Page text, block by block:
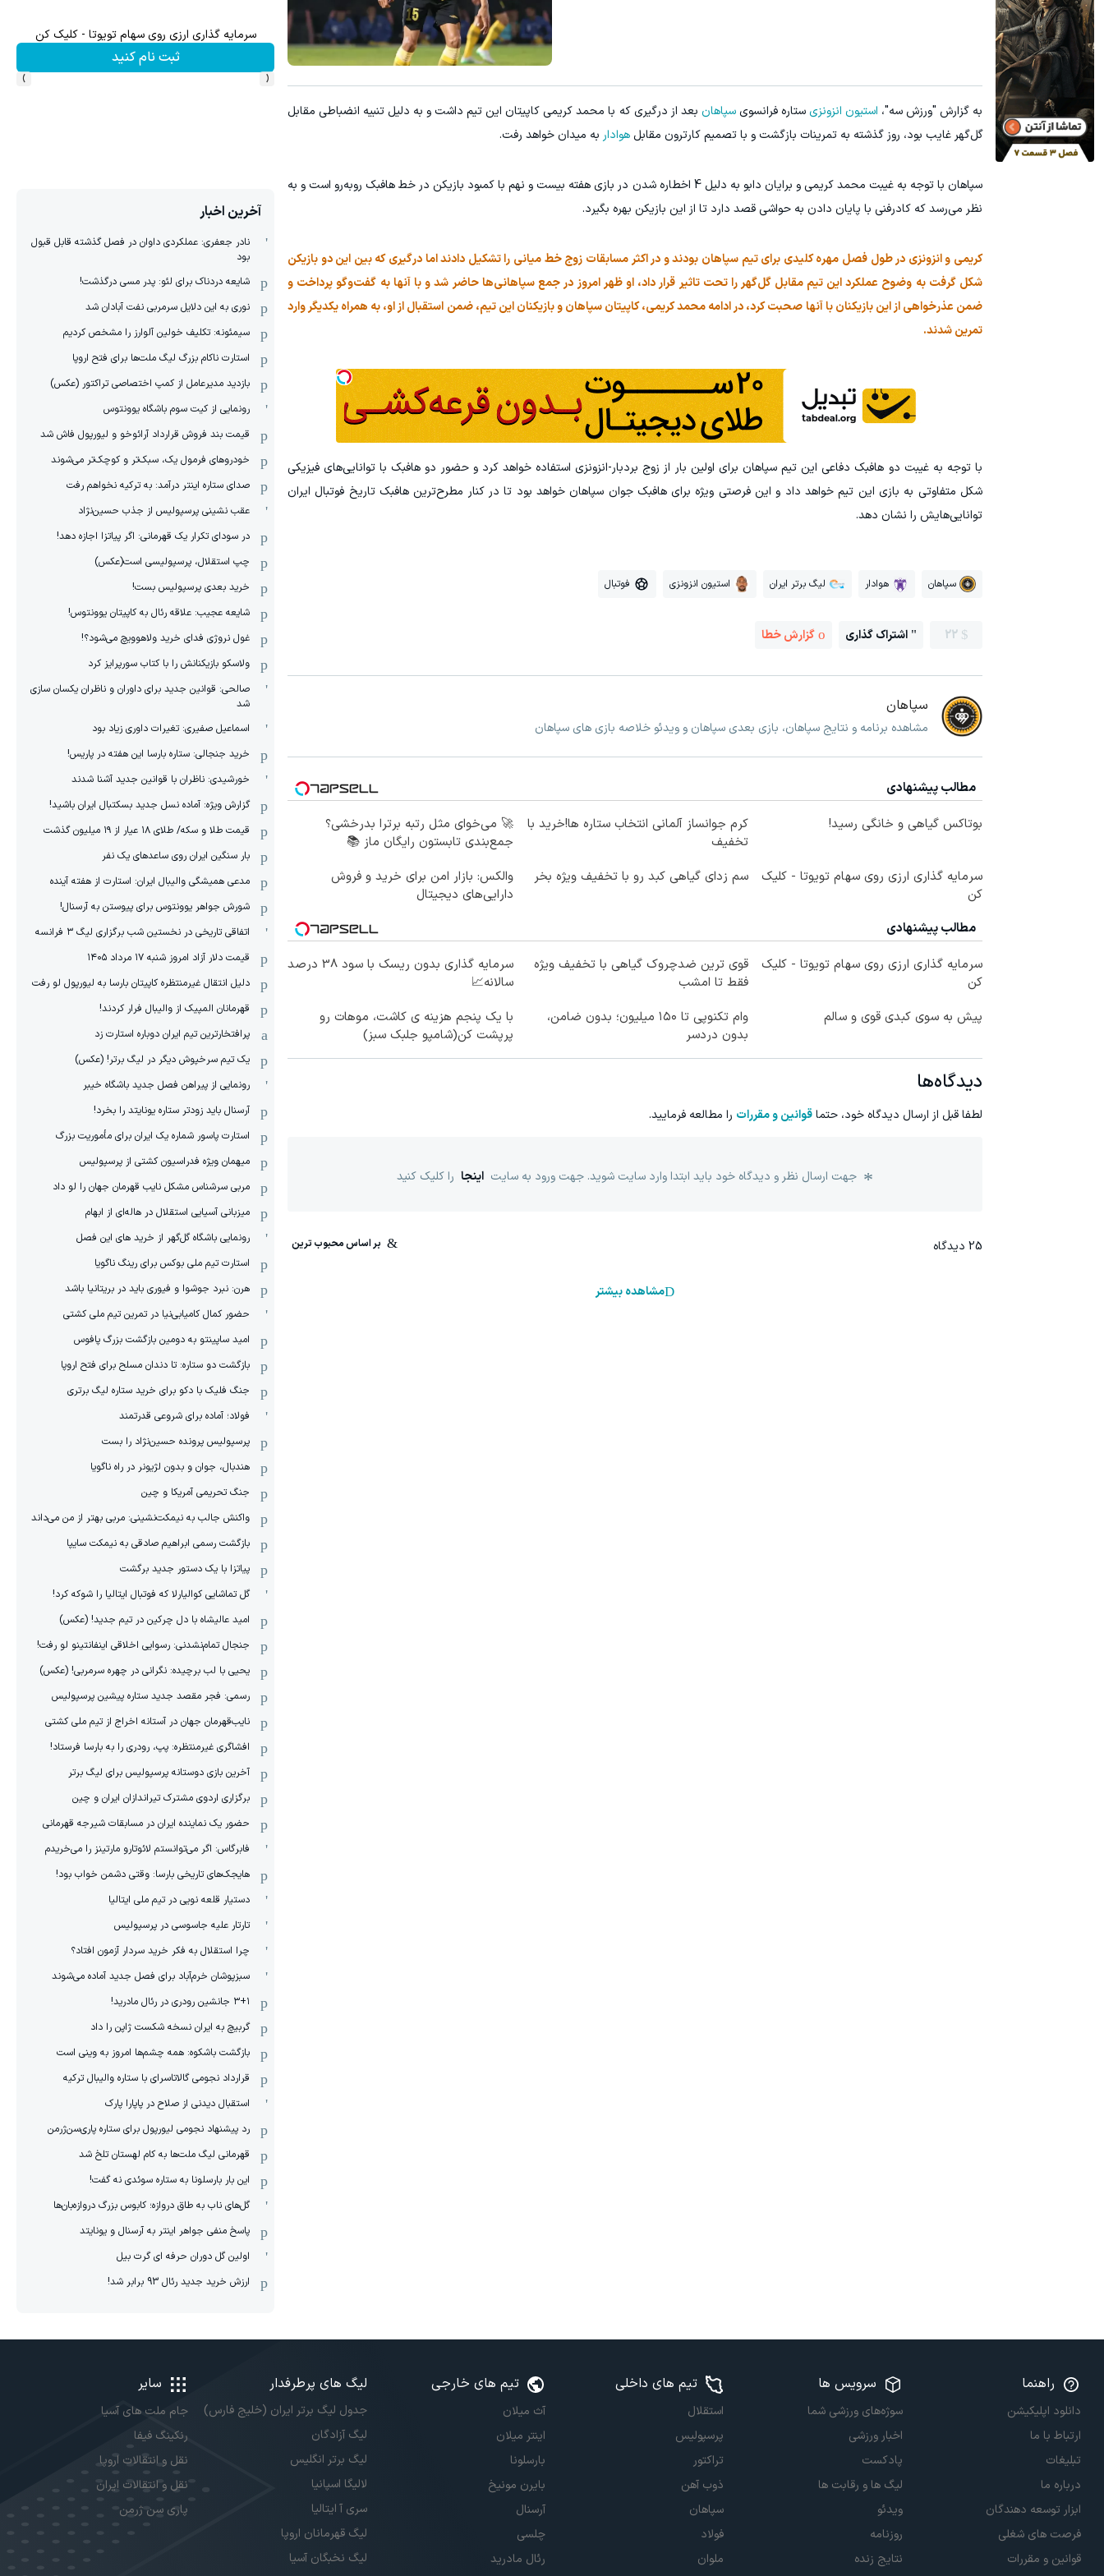
به گزارش "ورزش سه"، استیون انزونزیستاره فرانسویسپاهان بعد از درگیری که با محمد کریمی کاپیتان این تیم داشت و به دلیل تنبیه انضباطی مقابل
گل‌گهر غایب بود، روز گذشته به تمرینات بازگشت و با تصمیم کارترون مقابل هوادار به میدان خواهد رفت.
سپاهان با توجه به غیبت محمد کریمی و برایان دابو به دلیل 4 اخطاره شدن در بازی هفته بیست و نهم با کمبود بازیکن در خط هافبک روبه‌رو است و به
نظر می‌رسد که کادرفنی با پایان دادن به حواشی قصد دارد تا از این بازیکن بهره بگیرد.
کریمی و انزونزی در طول فصل مهره کلیدی برای تیم سپاهان بودند و در اکثر مسابقات زوج خط میانی را تشکیل دادند اما درگیری که بین این دو بازیکن
شکل گرفت به وضوح عملکرد این تیم مقابل گل‌گهر را تحت تاثیر قرار داد، او ظهر امروز در جمع سپاهانی‌ها حاضر شد و با آنها به گفت‌وگو پرداخت و
ضمن عذرخواهی از این بازیکنان با آنها صحبت کرد، در ادامه محمد کریمی، کاپیتان سپاهان و بازیکنان این تیم، ضمن استقبال از او، به همراه یکدیگر وارد
تمرین شدند.
با توجه به غیبت دو هافبک دفاعی این تیم سپاهان برای اولین بار از زوج بردبار-انزونزی استفاده خواهد کرد و حضور دو هافبک با توانایی‌های فیزیکی
شکل متفاوتی به بازی این تیم خواهد داد و این فرصتی ویژه برای هافبک جوان سپاهان خواهد بود تا در کنار مطرح‌ترین هافبک تاریخ فوتبال ایران
توانایی‌هایش را نشان دهد.
سپاهان هوادار لیگ برتر ایران استیون انزونزی فوتبال
22 اشتراک گذاری گزارش خطا
سپاهان
مشاهده برنامه و نتایج سپاهان، بازی بعدی سپاهان و ویدئو خلاصه بازی های سپاهان
مطالب پیشنهادی
بوتاکس گیاهی و خانگی رسید!
کرم جوانساز آلمانی انتخاب ستاره ها!خرید با
تخفیف
🚀 می‌خوای مثل رتبه برترا بدرخشی؟
جمع‌بندی تابستون رایگان ماز 📚
سرمایه گذاری ارزی روی سهام تویوتا - کلیک
کن
سم زدای گیاهی کبد رو با تخفیف ویژه بخر
والکس: بازار امن برای خرید و فروش
دارایی‌های دیجیتال
مطالب پیشنهادی
سرمایه گذاری ارزی روی سهام تویوتا - کلیک
کن
قوی ترین ضدچروک گیاهی با تخفیف ویژه
فقط تا امشب
سرمایه گذاری بدون ریسک با سود 38 درصد
سالانه📈
پیش به سوی کبدی قوی و سالم
وام تکنوپی تا ۱۵۰ میلیون؛ بدون ضامن،
بدون دردسر
با یک پنجم هزینه ی کاشت، موهات رو
پرپشت کن(شامپو جلبک سبز)
دیدگاه‌ها
لطفا قبل از ارسال دیدگاه خود، حتماقوانین و مقررات را مطالعه فرمایید.
جهت ارسال نظر و دیدگاه خود باید ابتدا وارد سایت شوید. جهت ورود به سایت اینجا را کلیک کنید
25 دیدگاه
مشاهده بیشتر
سرمایه گذاری ارزی روی سهام تویوتا - کلیک کن
ثبت نام کنید
‹
›
آخرین اخبار
نادر جعفری: عملکردی داوان در فصل گذشته قابل قبول
بود
شایعه دردناک برای لئو: پدر مسی درگذشت!
نوری به این دلایل سرمربی نفت آبادان شد
سیمئونه: تکلیف خولین آلوارز را مشخص کردیم
استارت ناکام بزرگ لیگ ملت‌ها برای فتح اروپا
بازدید مدیرعامل از کمپ اختصاصی تراکتور (عکس)
رونمایی از کیت سوم باشگاه یوونتوس
قیمت بند فروش قرارداد آرائوخو و لیورپول فاش شد
خودروهای فرمول یک، سبک‌تر و کوچک‌تر می‌شوند
صدای ستاره اینتر درآمد: به ترکیه نخواهم رفت
عقب نشینی پرسپولیس از جذب حسین‌نژاد
در سودای تکرار یک قهرمانی: اگر پیاتزا اجازه دهد!
چپ استقلال، پرسپولیسی است(عکس)
خرید بعدی پرسپولیس بست!
شایعه عجیب: علاقه رئال به کاپیتان یوونتوس!
غول نروژی فدای خرید ولاهوویچ می‌شود؟!
ولاسکو بازیکنانش را با کتاب سورپرایز کرد
صالحی: قوانین جدید برای داوران و ناظران یکسان سازی
شد
اسماعیل صفیری: تغیرات داوری زیاد بود
خرید جنجالی: ستاره بارسا این هفته در پاریس!
خورشیدی: ناظران با قوانین جدید آشنا شدند
گزارش ویژه‌: آماده نسل جدید بسکتبال ایران باشید!
قیمت طلا و سکه/ طلای ۱۸ عیار از ۱۹ میلیون گذشت
بار سنگین ایران روی ساعدهای یک نفر
مدعی همیشگی والیبال ایران: استارت از هفته آینده
شورش جواهر یوونتوس برای پیوستن به آرسنال!
اتفاقی تاریخی در نخستین شب برگزاری لیگ ۳ فرانسه
قیمت دلار آزاد امروز شنبه ۱۷ مرداد ۱۴۰۵
دلیل انتقال غیرمنتظره کاپیتان بارسا به لیورپول لو رفت
قهرمانان المپیک از والیبال فرار کردند!
پرافتخارترین تیم ایران دوباره استارت زد
یک تیم سرخپوش دیگر در لیگ برتر! (عکس)
رونمایی از پیراهن فصل جدید باشگاه خیبر
آرسنال باید زودتر ستاره یونایتد را بخرد!
استارت پاسور شماره یک ایران برای مأموریت بزرگ
میهمان ویژه فدراسیون کشتی از پرسپولیس
مربی سرشناس مشکل نایب قهرمان جهان را لو داد
میزبانی آسیایی استقلال در هاله‌ای از ابهام
رونمایی باشگاه گل‌گهر از خرید های این فصل
استارت تیم ملی بوکس برای رینگ ناگویا
هرن: نبرد جوشوا و فیوری باید در بریتانیا باشد
حضور کمال کامیابی‌نیا در تمرین تیم ملی کشتی
امید ساپینتو به دومین بازگشت بزرگ پافوس
بازگشت دو ستاره: تا دندان مسلح برای فتح اروپا
جنگ فلیک با دکو برای خرید ستاره لیگ برتری
فولاد؛ آماده برای شروعی قدرتمند
پرسپولیس پرونده حسین‌نژاد را بست
هندبال، جوان و بدون لژیونر در راه ناگویا
جنگ تحریمی آمریکا و چین
واکنش جالب به نیمکت‌نشینی: مربی بهتر از من می‌داند
بازگشت رسمی ابراهیم صادقی به نیمکت سایپا
پیاتزا با یک دستور جدید برگشت
گل تماشایی کوالیارلا که فوتبال ایتالیا را شوکه کرد!
امید عالیشاه با دل چرکین در تیم جدید! (عکس)
جنجال تمام‌نشدنی:‌ رسوایی اخلاقی اینفانتینو لو رفت!
یحیی با لب برچیده: نگرانی در چهره سرمربی! (عکس)
رسمی: فجر مقصد جدید ستاره پیشین پرسپولیس
نایب‌قهرمان جهان در آستانه اخراج از تیم ملی کشتی
افشاگری غیرمنتظره: پپ، رودری را به بارسا فرستاد!
آخرین بازی دوستانه پرسپولیس برای لیگ برتر
برگزاری اردوی مشترک تیراندازان ایران و چین
حضور یک نماینده ایران در مسابقات شیرجه قهرمانی
فابرگاس: اگر می‌توانستم لائوتارو مارتینز را می‌خریدم
هایجک‌های تاریخی بارسا: وقتی دشمن خواب بود!
دستیار قلعه نویی در تیم ملی ایتالیا
تارتار علیه جاسوسی در پرسپولیس
چرا استقلال به فکر خرید سردار آزمون افتاد؟
سبزپوشان خرم‌آباد برای فصل جدید آماده می‌شوند
۳+۱ جانشین رودری در رئال مادرید!
گربیچ به ایران نسخه شکست ژاپن را داد
بازگشت باشکوه: همه چشم‌ها امروز به وینی است
قرارداد نجومی گالاتاسرای با ستاره والیبال ترکیه
استقبال دیدنی از صلاح در پاپارا پارک
رد پیشنهاد نجومی لیورپول برای ستاره پاری‌سن‌ژرمن
قهرمانی لیگ ملت‌ها به کام لهستان تلخ شد
این بار بارسلونا به ستاره سوئدی نه گفت!
گل‌های ناب به طاق دروازه؛ کابوس بزرگ دروازه‌بان‌ها
پاسخ منفی جواهر اینتر به آرسنال و یونایتد
اولین گل دوران حرفه ای گرت بیل
ارزش خرید جدید رئال 93 برابر شد!
راهنما
دانلود اپلیکیشن
ارتباط با ما
تبلیغات
درباره ما
ابزار توسعه دهندگان
فرصت های شغلی
قوانین و مقررات
سرویس ها
سوژه‌های ورزشی شما
اخبار ورزشی
پادکست
لیگ ها و رقابت ها
ویدئو
روزنامه
نتایج زنده
تیم های داخلی
استقلال
پرسپولیس
تراکتور
ذوب آهن
سپاهان
فولاد
ملوان
تیم های خارجی
آث میلان
اینتر میلان
بارسلونا
بایرن مونیخ
آرسنال
چلسی
رئال مادرید
لیگ های پرطرفدار
جدول لیگ برتر ایران (خلیج فارس)
لیگ آزادگان
لیگ برتر انگلیس
لالیگا اسپانیا
سری آ ایتالیا
لیگ قهرمانان اروپا
لیگ نخبگان آسیا
سایر
جام ملت های آسیا
رنکینگ فیفا
نقل و انتقالات اروپا
نقل و انتقالات ایران
پاری سن ژرمن